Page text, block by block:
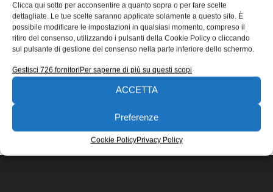
Clicca qui sotto per acconsentire a quanto sopra o per fare scelte
dettagliate. Le tue scelte saranno applicate solamente a questo sito. È
possibile modificare le impostazioni in qualsiasi momento, compreso il
ritiro del consenso, utilizzando i pulsanti della Cookie Policy o cliccando
sul pulsante di gestione del consenso nella parte inferiore dello schermo.
Gestisci 726 fornitoriPer saperne di più su questi scopi
ACCETTA
Preferenze
Cookie PolicyPrivacy Policy
EDICOLA WEB